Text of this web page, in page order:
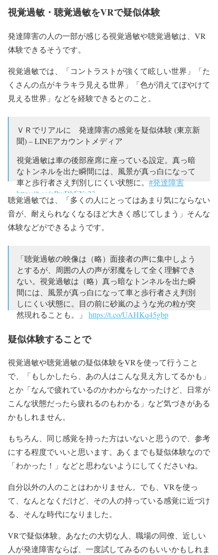
— 友紀(ユキ) (@yukiyuki3690)2016年6月29日
視覚過敏・聴覚過敏をVRで疑似体験
発達障害の人の一部が感じる視覚過敏や聴覚過敏は、VR
体験できるそうです。
視覚過敏では、「コントラストが強くて眩しい世界」「た
くさんの点がキラキラ見える世界」「色が消えてぼやけて
見える世界」などを経験できるとのこと。
ＶＲでリアルに 発達障害の感覚を疑似体験 (東京新
聞) – LINEアカウントメディア
視覚過敏は車の後部座席に座っている設定。真っ暗
なトンネルを出た瞬間には、風景が真っ白になって
車と歩行者さえ判別しにくい状態に。 #発達障害
https://t.co/oPwDhEYg23
— 東京新聞（TOKYO Web） (@tokyo_shimbun) 2019
年6月3日
聴覚過敏では、「多くの人にとってはあまり気にならない
音が、耐えられなくなるほど大きく感じてしまう」そんな
体験などができるようです。
「聴覚過敏の映像は（略）面接者の声に集中しよう
とするが、周囲の人の声が邪魔をして全く理解でき
ない。視覚過敏は（略）真っ暗なトンネルを出た瞬
間には、風景が真っ白になって車と歩行者さえ判別
しにくい状態に。目の前に砂嵐のような光の粒が突
然現れることも。」 https://t.co/UAHKq45gbp
— のほほん堂🌹 (@nohohondo)
疑似体験することで
視覚過敏や聴覚過敏の疑似体験をVRを使って行うこと
で、「もしかしたら、あの人はこんな見え方してるかも」
とか「なんで疲れているのかわからなかったけど、日常が
こんな状態だったら疲れるのもわかる」など気づきがある
かもしれません。
もちろん、同じ感覚を持った方はいないと思うので、参考
にする程度でいいと思います。あくまでも疑似体験なので
「わかった！」などと思わないようにしてくださいね。
自分以外の人のことはわかりません。でも、VRを使っ
て、なんとなくだけど、その人の持っている感覚に近づけ
る、そんな時代になりました。
VRで疑似体験。あなたの大切な人、職場の同僚、近しい
人が発達障害ならば、一度試してみるのもいいかもしれま